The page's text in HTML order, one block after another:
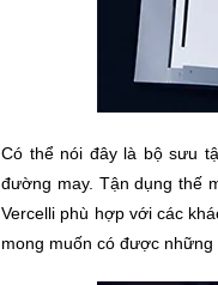
Có thể nói đây là bộ sưu
đường may. Tận dụng thế
Vercelli phù hợp với các
mong muốn có được những